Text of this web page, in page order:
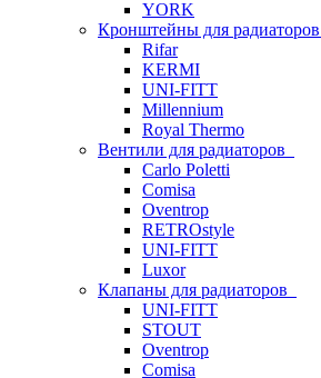
YORK
Кронштейны для радиаторов
Rifar
KERMI
UNI-FITT
Millennium
Royal Thermo
Вентили для радиаторов
Carlo Poletti
Comisa
Oventrop
RETROstyle
UNI-FITT
Luxor
Клапаны для радиаторов
UNI-FITT
STOUT
Oventrop
Comisa